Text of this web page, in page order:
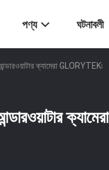
পণ্য ঘটনাবলী
ক্যামেরা GLORYTEK৷
ক্যামেরা